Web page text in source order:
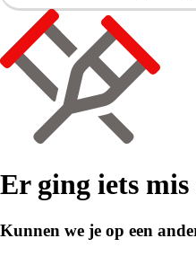
Er ging iets
Kunnen we je op een